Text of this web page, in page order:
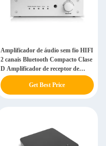
Amplificador de áudio sem fio HIFI
2 canais Bluetooth Compacto Clase
D Amplificador de receptor de
áudio
Get Best Price